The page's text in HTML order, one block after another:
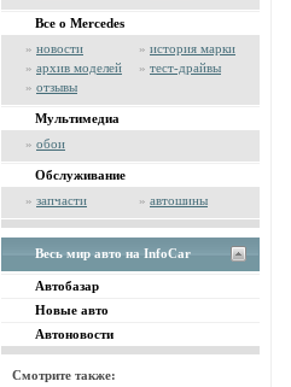
Все о Mercedes
» новости » история марки
» архив моделей » тест-драйвы
» отзывы
Мультимедиа
» обои
Обслуживание
» запчасти » автошины
Весь мир авто на InfoCar
Автобазар
Новые авто
Автоновости
Смотрите также: